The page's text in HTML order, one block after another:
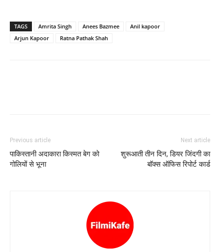
TAGS Amrita Singh Anees Bazmee
Anil kapoor
Arjun Kapoor
Ratna Pathak Shah
Previous article
पाकिस्‍तानी अदाकारा किस्‍मत बेग को
गोलियों से भूना
Next article
शुरूआती तीन दिन, डियर जिंदगी का
बॉक्‍स ऑफिस रिपोर्ट कार्ड